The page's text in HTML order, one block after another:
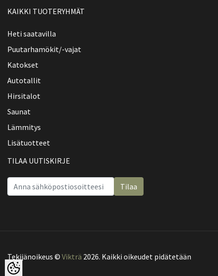
KAIKKI TUOTERYHMÄT
Heti saatavilla
Puutarhamökit/-vajat
Katokset
Autotallit
Hirsitalot
Saunat
Lämmitys
Lisätuotteet
TILAA UUTISKIRJE
Tilaa
Tekijänoikeus © Vikträ 2026. Kaikki oikeudet pidätetään